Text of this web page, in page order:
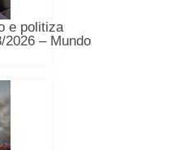
e politiza
2026 – Mundo